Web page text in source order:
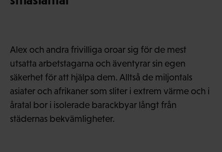
Alex och andra frivilliga oroar sig för de mest
utsatta arbetstagarna och äventyrar sin egen
säkerhet för att hjälpa dem. Alltså de miljontals
asiater och afrikaner som sliter i extrem värme och i
åratal bor i isolerade barackbyar långt från
städernas bekvämligheter.